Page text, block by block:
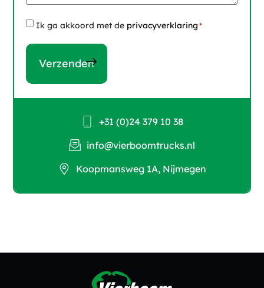
Instemming
Ik ga akkoord met de privacyverklaring*
+31 (0)24 379 10 38
info@vierboomtrucks.nl
Koopmansweg 1A, Nijmegen